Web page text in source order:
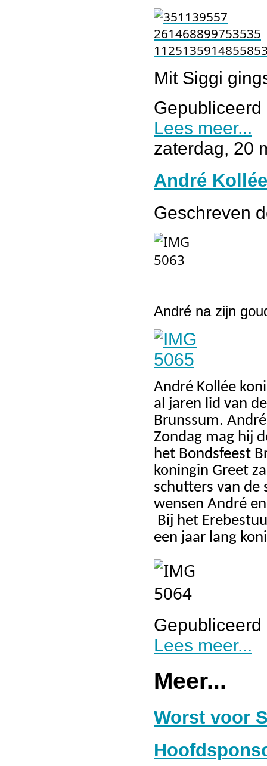
Mit Siggi
Gepubliceerd
Lees meer...
zaterdag, 20
André
Geschreven
André na zijn
André Kollée
al jaren lid van
Brunssum.
Zondag mag hij
het Bondsfeest
koningin Greet
schutters van de
wensen André
een jaar lang
Gepubliceerd
Lees meer...
Meer...
Worst voor